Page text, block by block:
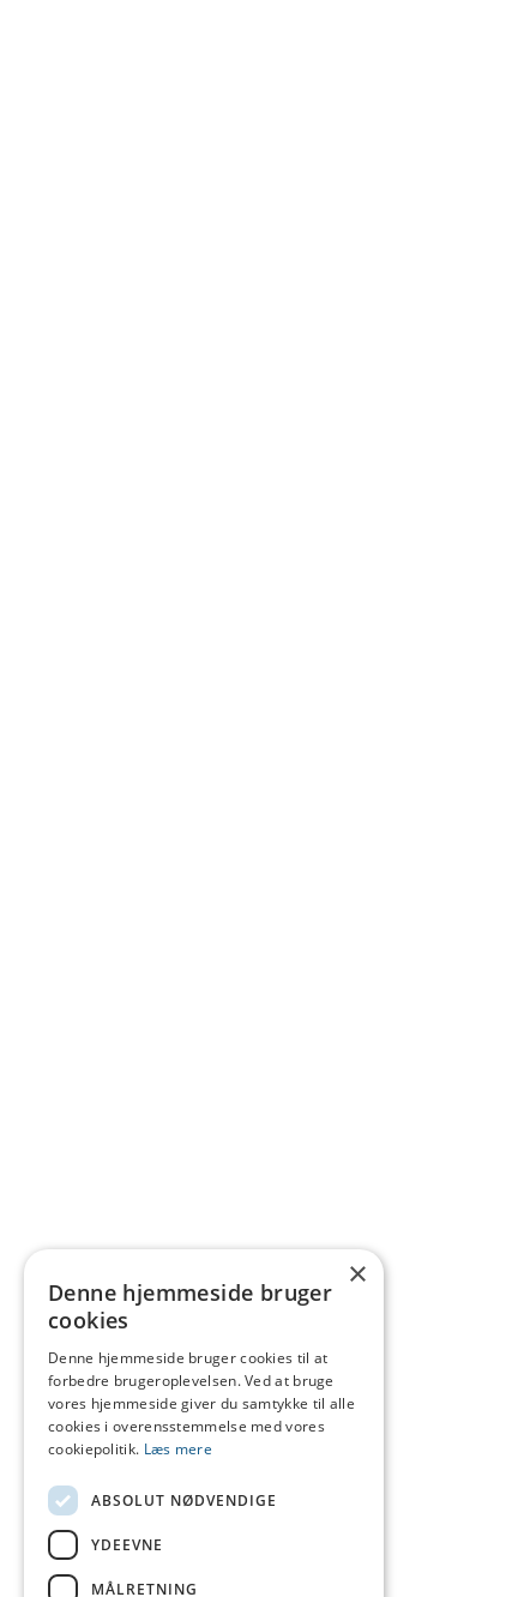
×
Denne hjemmeside bruger
cookies
Denne hjemmeside bruger cookies til at
forbedre brugeroplevelsen. Ved at bruge
vores hjemmeside giver du samtykke til alle
cookies i overensstemmelse med vores
cookiepolitik. Læs mere
ABSOLUT NØDVENDIGE
YDEEVNE
MÅLRETNING